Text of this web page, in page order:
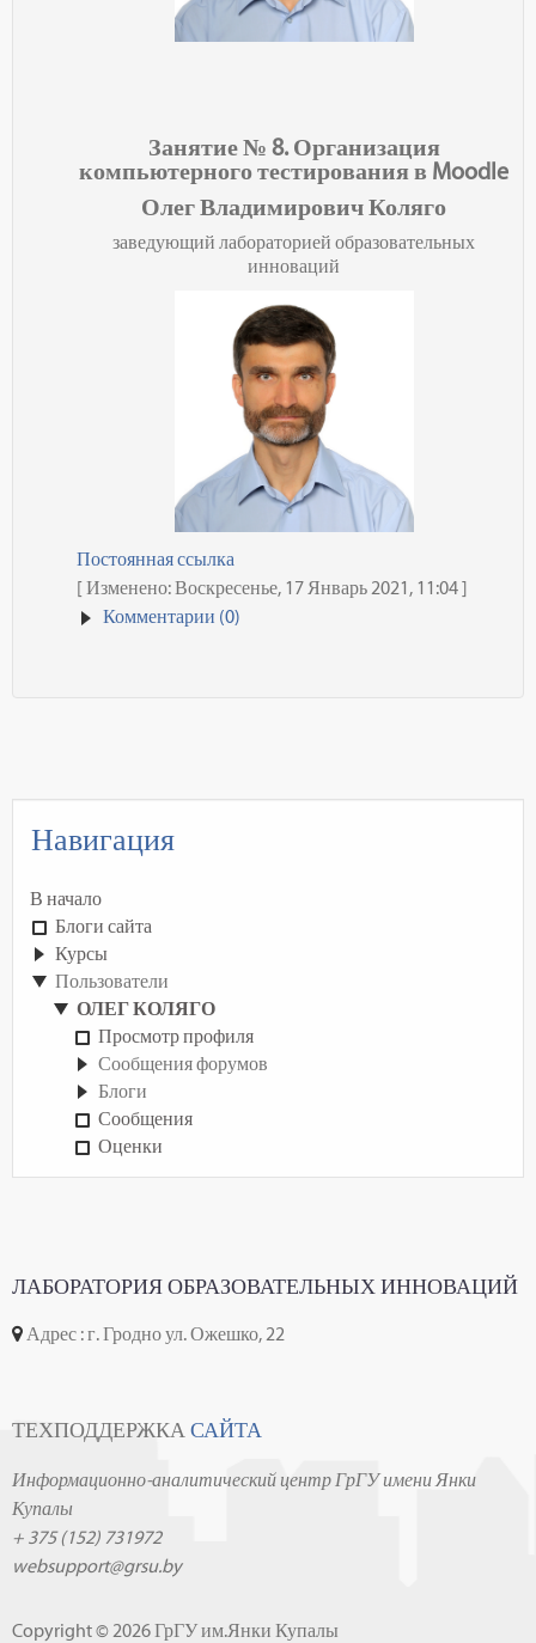
Занятие № 8. Организация
компьютерного тестирования в Moodle
Олег Владимирович Коляго
заведующий лабораторией образовательных
инноваций
Постоянная ссылка
[ Изменено: Воскресенье, 17 Январь 2021, 11:04 ]
Комментарии (0)
Навигация
В начало
Блоги сайта
Курсы
Пользователи
ОЛЕГ КОЛЯГО
Просмотр профиля
Сообщения форумов
Блоги
Сообщения
Оценки
ЛАБОРАТОРИЯ ОБРАЗОВАТЕЛЬНЫХ ИННОВАЦИЙ
Адрес : г. Гродно ул. Ожешко, 22
ТЕХПОДДЕРЖКА САЙТА
Информационно-аналитический центр ГрГУ имени Янки
Купалы
+ 375 (152) 731972
websupport@grsu.by
Copyright © 2026 ГрГУ им.Янки Купалы